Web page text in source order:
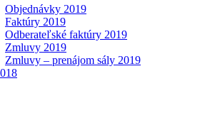
Objednávky 2019
Faktúry 2019
Odberateľské faktúry 2019
Zmluvy 2019
Zmluvy – prenájom sály 2019